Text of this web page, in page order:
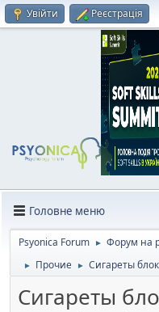
Увійти Реєстрація
Головне меню
Psyonica Forum ► Форум на
► Прочие ► Сигареты
Сигареты